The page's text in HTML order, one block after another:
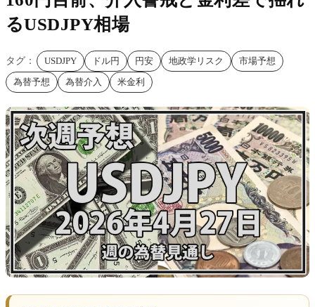
るUSDJPY相場
タグ： USDJPY ドル円 円安 地政学リスク
市場予想
為替予想
為替介入 米金利